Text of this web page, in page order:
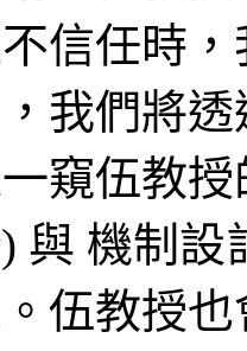
信任時
我們將
窺伍教
與 機制
伍教授